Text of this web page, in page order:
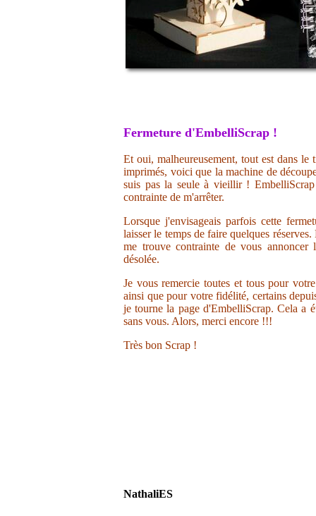
Fermeture d'EmbelliScrap !
Et oui, malheureusement, tout est dans
imprimés, voici que la machine de
suis pas la seule à vieillir !
contrainte de m'arrêter.
Lorsque j'envisageais parfois cette
laisser le temps de faire quelques
me trouve contrainte de vous annoncer
désolée.
Je vous remercie toutes et tous pour
ainsi que pour votre fidélité, certains
je tourne la page d'EmbelliScrap. Cela a
sans vous. Alors, merci encore !!!
Très bon Scrap !
NathaliES